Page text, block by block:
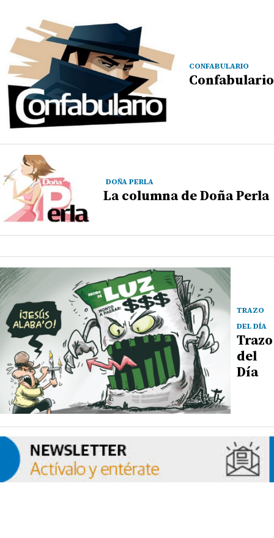
CONFABULARIO
Confabulario
DOÑA PERLA
La columna de Doña Perla
TRAZO
DEL DÍA
Trazo
del
Día